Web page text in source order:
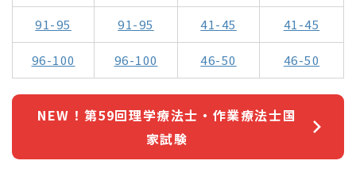
91-95 91-95 41-45 41-45
96-100 96-100 46-50 46-50
NEW！第59回理学療法士・作業療法士国
家試験